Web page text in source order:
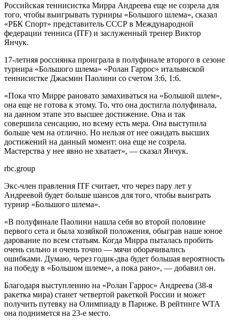
Российская теннисистка Мирра Андреева еще не созрела для
того, чтобы выигрывать турниры «Большого шлема», сказал
«РБК Спорт» представитель СССР в Международной
федерации тенниса (ITF) и заслуженный тренер Виктор
Янчук.
17-летняя россиянка проиграла в полуфинале второго в сезоне
турнира «Большого шлема» «Ролан Гаррос» итальянской
теннисистке Джасмин Паолини со счетом 3:6, 1:6.
«Пока что Мирре рановато замахиваться на «Большой шлем»,
она еще не готова к этому. То, что она достигла полуфинала,
на данном этапе это высшее достижение. Она и так
совершила сенсацию, но всему есть мера. Она выступила
больше чем на отлично. Но нельзя от нее ожидать высших
достижений на данный момент: она еще не созрела.
Мастерства у нее явно не хватает», — сказал Янчук.
rbc.group
Экс-член правления ITF считает, что через пару лет у
Андреевой будет больше шансов для того, чтобы выиграть
турнир «Большого шлема».
«В полуфинале Паолини нашла себя во второй половине
первого сета и была хозяйкой положения, обыграв наше юное
дарование по всем статьям. Когда Мирра пыталась пробить
очень сильно и очень точно — мячи оборачивались
ошибками. Думаю, через годик-два будет большая вероятность
на победу в «Большом шлеме», а пока рано», — добавил он.
Благодаря выступлению на «Ролан Гаррос» Андреева (38-я
ракетка мира) станет четвертой ракеткой России и может
получить путевку на Олимпиаду в Париже. В рейтинге WTA
она поднимется на 23-е место.